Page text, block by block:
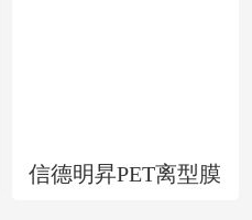
信德明昇PET离型膜